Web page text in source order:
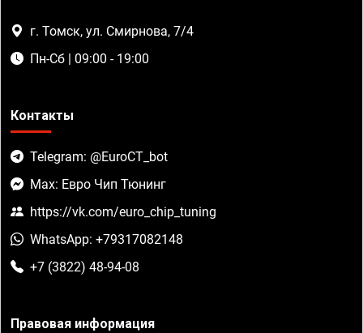
г. Томск, ул. Смирнова, 7/4
Пн-Сб | 09:00 - 19:00
Контакты
Telegram: @EuroCT_bot
Max: Евро Чип Тюнинг
https://vk.com/euro_chip_tuning
WhatsApp: +79317082148
+7 (3822) 48-94-08
Правовая информация